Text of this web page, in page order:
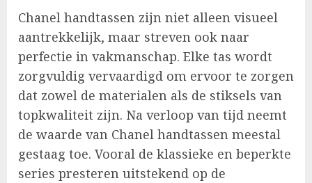
Chanel handtassen zijn niet alleen visueel
aantrekkelijk, maar streven ook naar
perfectie in vakmanschap. Elke tas wordt
zorgvuldig vervaardigd om ervoor te zorgen
dat zowel de materialen als de stiksels van
topkwaliteit zijn. Na verloop van tijd neemt
de waarde van Chanel handtassen meestal
gestaag toe. Vooral de klassieke en beperkte
series presteren uitstekend op de